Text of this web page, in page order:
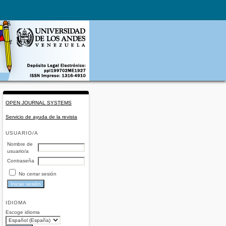
OPEN JOURNAL SYSTEMS
Servicio de ayuda de la revista
USUARIO/A
Nombre de
usuario/a
Contraseña
No cerrar sesión
IDIOMA
Escoge idioma